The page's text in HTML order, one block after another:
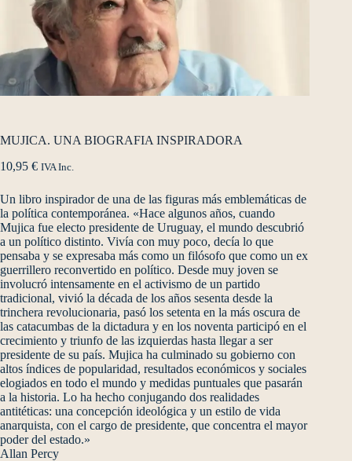
MUJICA. UNA BIOGRAFIA INSPIRADORA
10,95 € IVA Inc.
Un libro inspirador de una de las figuras más emblemáticas de
la política contemporánea. «Hace algunos años, cuando
Mujica fue electo presidente de Uruguay, el mundo descubrió
a un político distinto. Vivía con muy poco, decía lo que
pensaba y se expresaba más como un filósofo que como un ex
guerrillero reconvertido en político. Desde muy joven se
involucró intensamente en el activismo de un partido
tradicional, vivió la década de los años sesenta desde la
trinchera revolucionaria, pasó los setenta en la más oscura de
las catacumbas de la dictadura y en los noventa participó en el
crecimiento y triunfo de las izquierdas hasta llegar a ser
presidente de su país. Mujica ha culminado su gobierno con
altos índices de popularidad, resultados económicos y sociales
elogiados en todo el mundo y medidas puntuales que pasarán
a la historia. Lo ha hecho conjugando dos realidades
antitéticas: una concepción ideológica y un estilo de vida
anarquista, con el cargo de presidente, que concentra el mayor
poder del estado.»
Allan Percy